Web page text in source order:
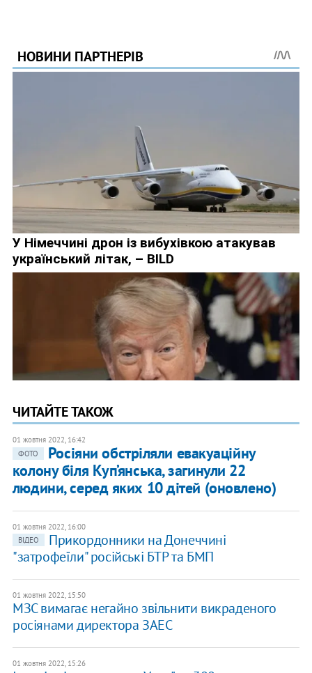
ЧИТАЙТЕ ТАКОЖ
01 жовтня 2022, 16:42
ФОТО
Росіяни обстріляли евакуаційну
колону біля Куп’янська, загинули 22
людини, серед яких 10 дітей (оновлено)
01 жовтня 2022, 16:00
ВІДЕО
Прикордонники на Донеччині
"затрофеїли" російські БТР та БМП
01 жовтня 2022, 15:50
МЗС вимагає негайно звільнити викраденого
росіянами директора ЗАЕС
01 жовтня 2022, 15:26